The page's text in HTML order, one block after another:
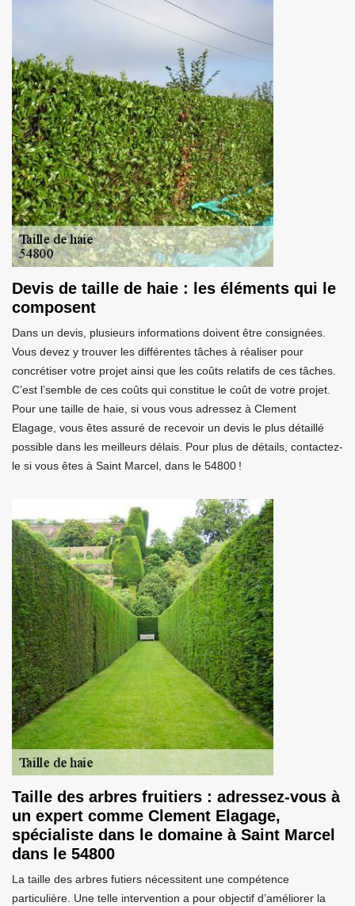
Devis de taille de haie : les éléments qui le
composent
Dans un devis, plusieurs informations doivent être consignées.
Vous devez y trouver les différentes tâches à réaliser pour
concrétiser votre projet ainsi que les coûts relatifs de ces tâches.
C’est l’semble de ces coûts qui constitue le coût de votre projet.
Pour une taille de haie, si vous vous adressez à Clement
Elagage, vous êtes assuré de recevoir un devis le plus détaillé
possible dans les meilleurs délais. Pour plus de détails, contactez-
le si vous êtes à Saint Marcel, dans le 54800 !
Taille des arbres fruitiers : adressez-vous à
un expert comme Clement Elagage,
spécialiste dans le domaine à Saint Marcel
dans le 54800
La taille des arbres futiers nécessitent une compétence
particulière. Une telle intervention a pour objectif d’améliorer la